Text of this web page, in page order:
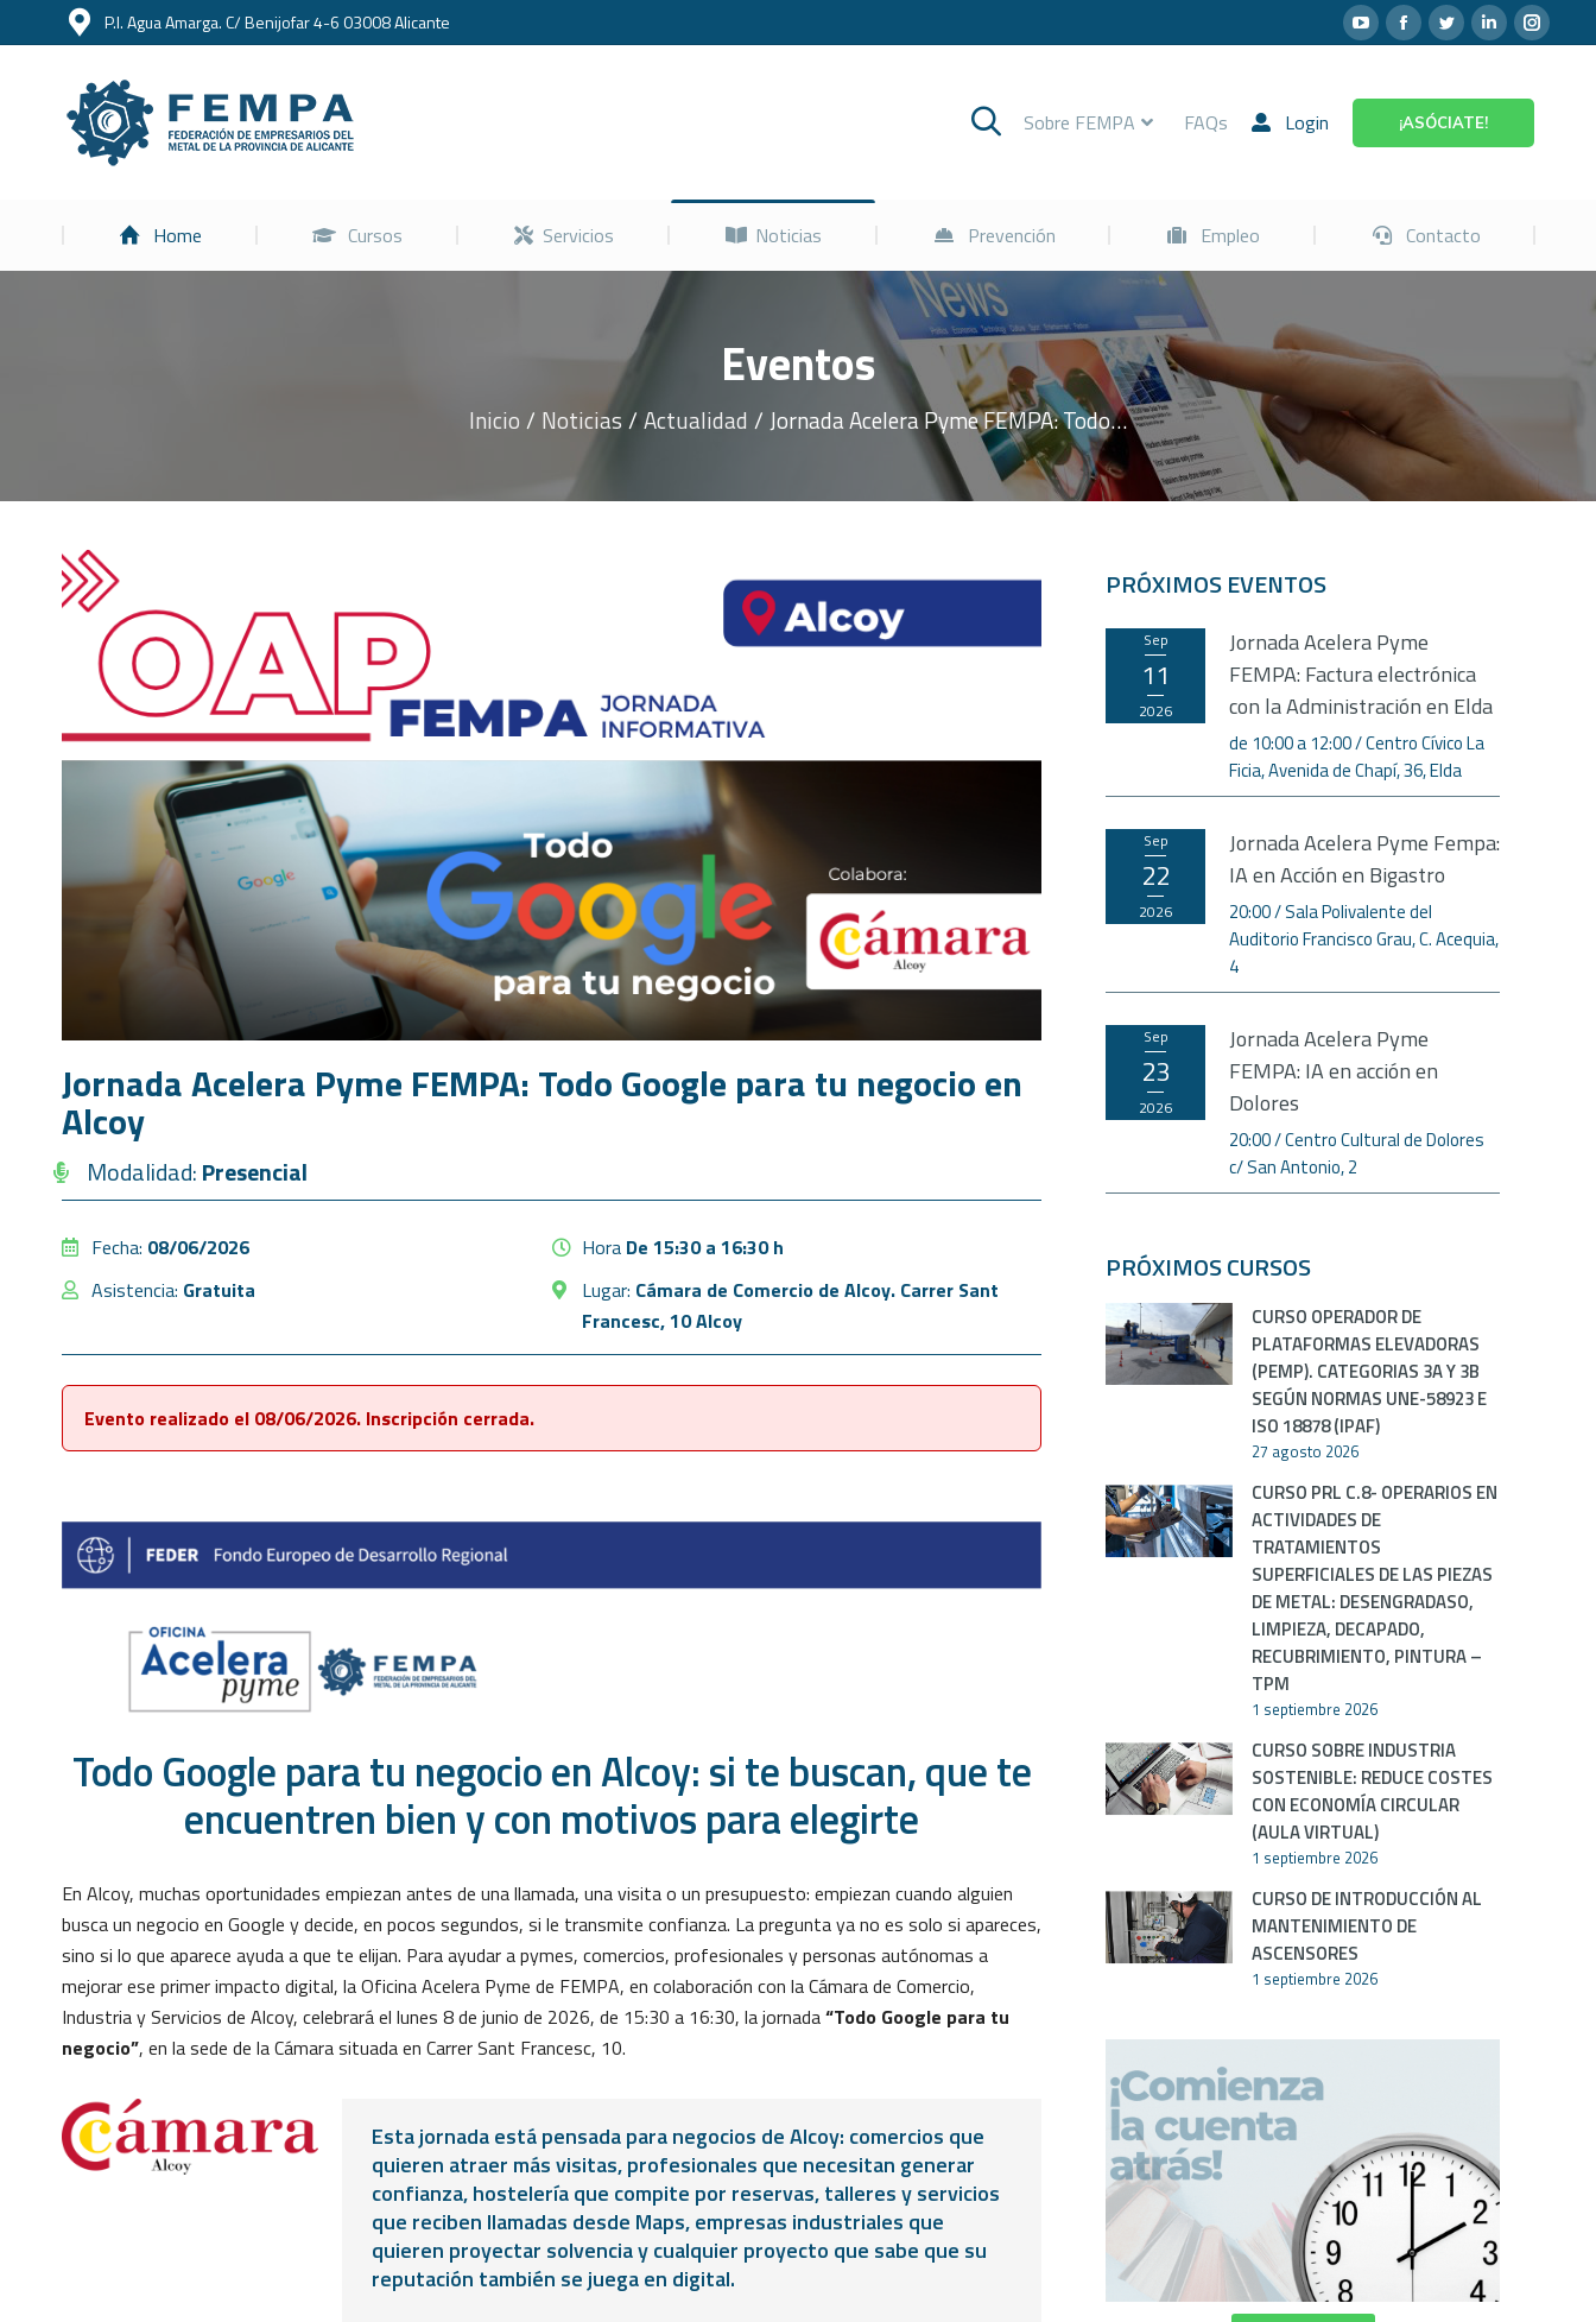
P.I. Agua Amarga. C/ Benijofar 4-6 03008 Alicante
Sobre FEMPA FAQs Login ¡ASÓCIATE!
Home Cursos Servicios Noticias Prevención Empleo Contacto
Eventos
Inicio Noticias Actualidad Jornada Acelera Pyme FEMPA: Todo…
Jornada Acelera Pyme FEMPA: Todo Google para tu negocio en
Alcoy
Modalidad:Presencial
Fecha: 08/06/2026
Asistencia: Gratuita
Hora De 15:30 a 16:30 h
Lugar: Cámara de Comercio de Alcoy. Carrer Sant
Francesc, 10 Alcoy
Evento realizado el 08/06/2026. Inscripción cerrada.
Todo Google para tu negocio en Alcoy: si te buscan, que te
encuentren bien y con motivos para elegirte
En Alcoy, muchas oportunidades empiezan antes de una llamada, una visita o un presupuesto: empiezan cuando alguien
busca un negocio en Google y decide, en pocos segundos, si le transmite confianza. La pregunta ya no es solo si apareces,
sino si lo que aparece ayuda a que te elijan. Para ayudar a pymes, comercios, profesionales y personas autónomas a
mejorar ese primer impacto digital, la Oficina Acelera Pyme de FEMPA, en colaboración con la Cámara de Comercio,
Industria y Servicios de Alcoy, celebrará el lunes 8 de junio de 2026, de 15:30 a 16:30, la jornada“Todo Google para tu
negocio”, en la sede de la Cámara situada en Carrer Sant Francesc, 10.
Esta jornada está pensada para negocios de Alcoy: comercios que
quieren atraer más visitas, profesionales que necesitan generar
confianza, hostelería que compite por reservas, talleres y servicios
que reciben llamadas desde Maps, empresas industriales que
quieren proyectar solvencia y cualquier proyecto que sabe que su
reputación también se juega en digital.
PRÓXIMOS EVENTOS
sep
11
2026
Jornada Acelera Pyme
FEMPA: Factura electrónica
con la Administración en Elda
de 10:00 a 12:00 Centro Cívico La
Ficia, Avenida de Chapí, 36, Elda
sep
22
2026
Jornada Acelera Pyme Fempa:
IA en Acción en Bigastro
20:00 Sala Polivalente del
Auditorio Francisco Grau, C. Acequia,
4
sep
23
2026
Jornada Acelera Pyme
FEMPA: IA en acción en
Dolores
20:00 Centro Cultural de Dolores
c/ San Antonio, 2
PRÓXIMOS CURSOS
CURSO OPERADOR DE
PLATAFORMAS ELEVADORAS
(PEMP). CATEGORIAS 3A Y 3B
SEGÚN NORMAS UNE-58923 E
ISO 18878 (IPAF)
27 agosto 2026
CURSO PRL C.8- OPERARIOS EN
ACTIVIDADES DE
TRATAMIENTOS
SUPERFICIALES DE LAS PIEZAS
DE METAL: DESENGRADASO,
LIMPIEZA, DECAPADO,
RECUBRIMIENTO, PINTURA –
TPM
1 septiembre 2026
CURSO SOBRE INDUSTRIA
SOSTENIBLE: REDUCE COSTES
CON ECONOMÍA CIRCULAR
(AULA VIRTUAL)
1 septiembre 2026
CURSO DE INTRODUCCIÓN AL
MANTENIMIENTO DE
ASCENSORES
1 septiembre 2026
Home Cursos Servicios Noticias Prevención Empleo Contacto